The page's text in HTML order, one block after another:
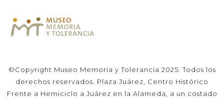
©Copyright Museo Memoria y Tolerancia 2025. Todos los
derechos reservados. Plaza Juárez, Centro Histórico
Frente a Hemiciclo a Juárez en la Alameda, a un costado